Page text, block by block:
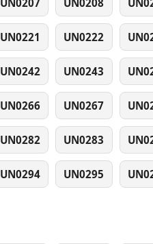
UN0207 UN0208
UN0221 UN0222
UN0242 UN0243
UN0266 UN0267
UN0282 UN0283
UN0294 UN0295